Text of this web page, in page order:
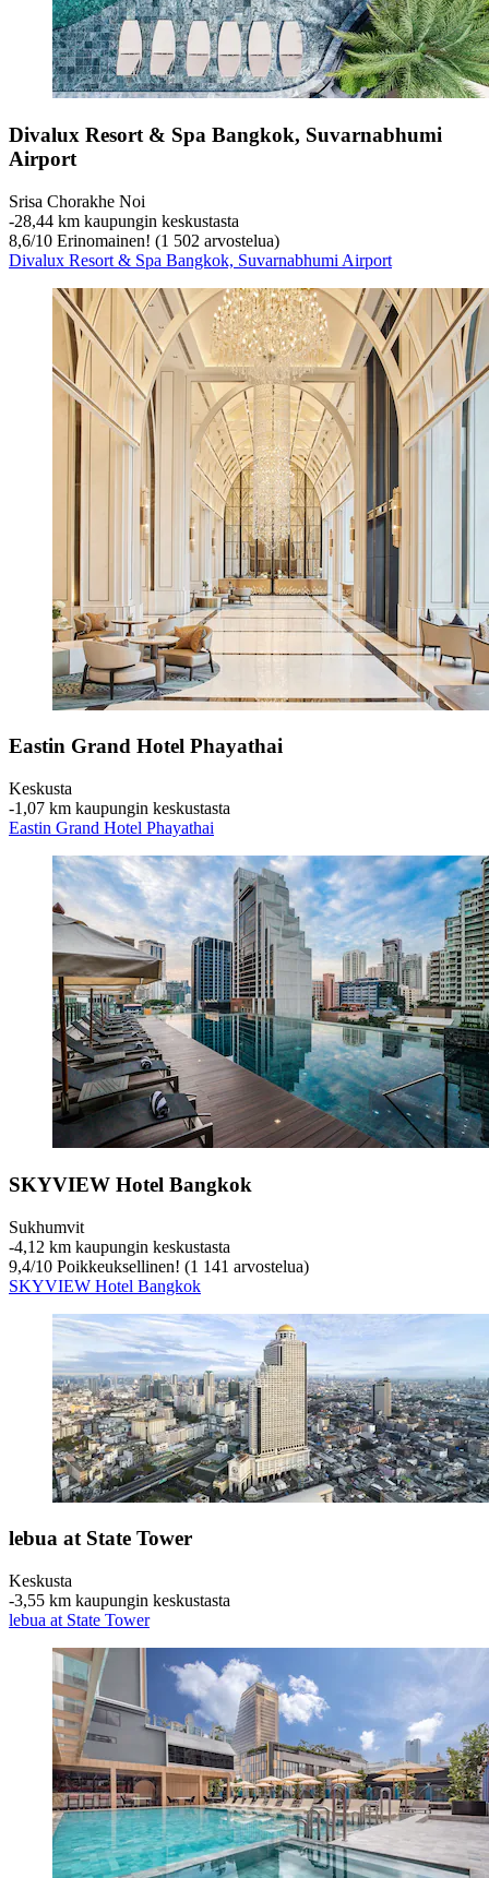
Divalux Resort & Spa Bangkok, Suvarnabhumi
Airport
Srisa Chorakhe Noi
‐28,44 km kaupungin keskustasta
8,6/10 Erinomainen! (1 502 arvostelua)
Divalux Resort & Spa Bangkok, Suvarnabhumi Airport
Eastin Grand Hotel Phayathai
Keskusta
‐1,07 km kaupungin keskustasta
Eastin Grand Hotel Phayathai
SKYVIEW Hotel Bangkok
Sukhumvit
‐4,12 km kaupungin keskustasta
9,4/10 Poikkeuksellinen! (1 141 arvostelua)
SKYVIEW Hotel Bangkok
lebua at State Tower
Keskusta
‐3,55 km kaupungin keskustasta
lebua at State Tower